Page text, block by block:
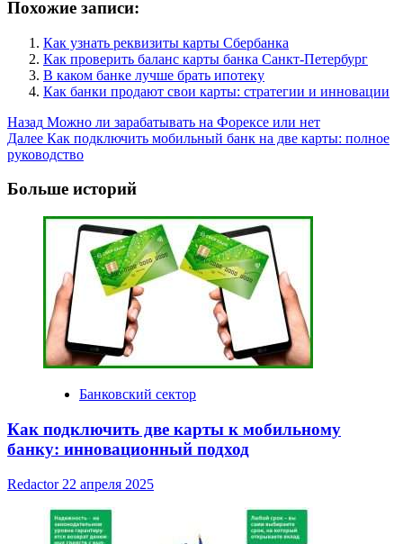
Похожие записи:
Как узнать реквизиты карты Сбербанка
Как проверить баланс карты банка Санкт-Петербург
В каком банке лучше брать ипотеку
Как банки продают свои карты: стратегии и инновации
Post
Navigation
Назад Можно ли зарабатывать на Форексе или нет
Далее Как подключить мобильный банк на две карты: полное
руководство
Больше историй
Банковский сектор
Как подключить две карты к мобильному
банку: инновационный подход
Redactor 22 апреля 2025